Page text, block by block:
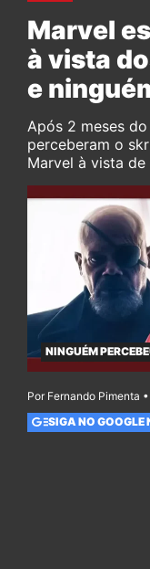
Marvel
à vista
e
Após 2 meses
perceberam o
Marvel à vista
NINGUÉM
Por Fernando Pimenta
SIGA NO GOOGLE